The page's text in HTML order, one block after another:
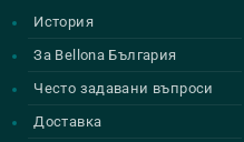
История
За Bellona България
Често задавани въпроси
Доставка